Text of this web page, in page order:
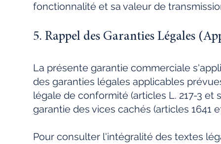
fonctionnalité et sa valeur de
5. Rappel des Garanties Légales
La présente garantie commerciale
des garanties légales applicables
légale de conformité (articles L. 217-3
garantie des vices cachés (articles 1641
Pour consulter l'intégralité des textes